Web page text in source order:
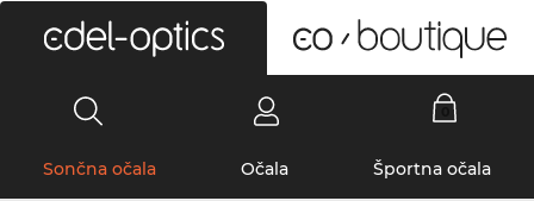
Sončna očala Očala Športna očala